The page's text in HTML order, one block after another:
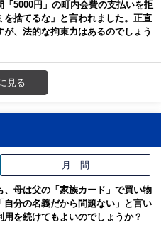
「5000円」の町内会費の支払いを拒
を捨てるな」と言われました。正直
が、法的な拘束力はあるのでしょう
見る
月 間
、母は父の「家族カード」で買い物
自分の名義だから問題ない」と言い
用を続けてもよいのでしょうか？